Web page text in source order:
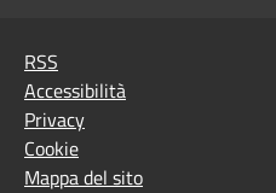
RSS
Accessibilità
Privacy
Cookie
Mappa del sito